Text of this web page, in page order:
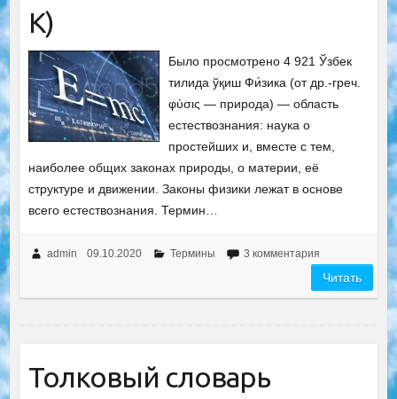
К)
Было просмотрено 4 921 Ўзбек
тилида ўқиш Фи́зика (от др.-греч.
φύσις — природа) — область
естествознания: наука о
простейших и, вместе с тем,
наиболее общих законах природы, о материи, её
структуре и движении. Законы физики лежат в основе
всего естествознания. Термин…
admin 09.10.2020 Термины 3 комментария
Читать
Толковый словарь